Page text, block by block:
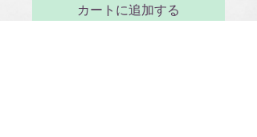
カートに追加する